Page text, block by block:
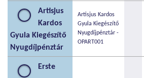
Artisjus
Kardos
Gyula Kiegészítő
Nyugdíjpénztár
Artisjus Kardos
Gyula Kiegészítő
Nyugdíjpénztár -
OPART001
Erste